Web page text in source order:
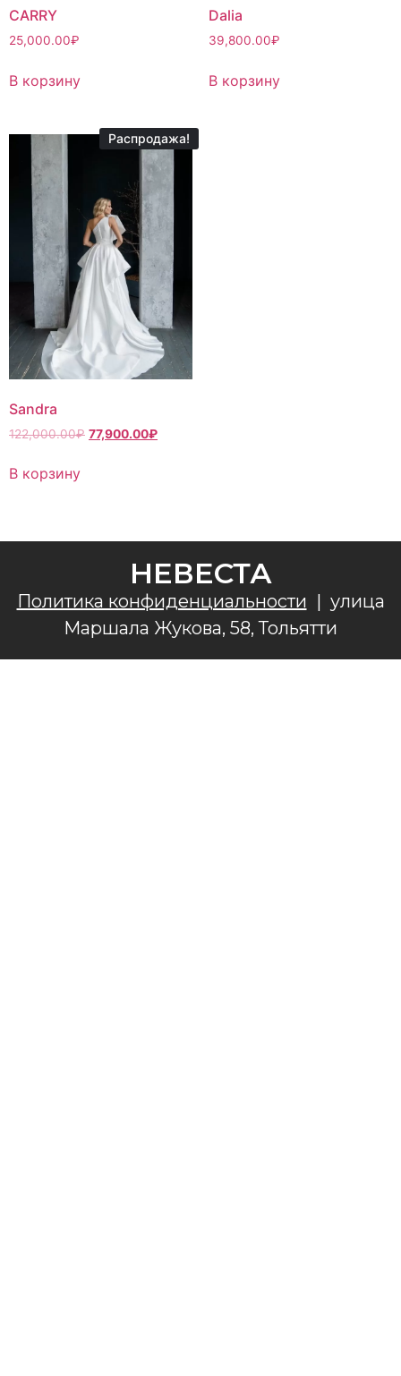
CARRY
25,000.00₽
В корзину
Dalia
39,800.00₽
В корзину
Распродажа!
Sandra
122,000.00₽ 77,900.00₽
В корзину
НЕВЕСТА
Политика конфиденциальности | улица
Маршала Жукова, 58, Тольятти